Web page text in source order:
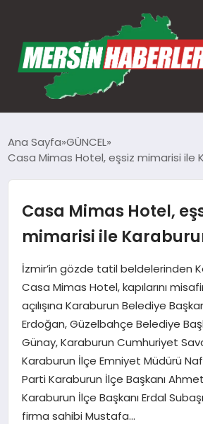
EKONOMI
SAĞLIK
TEKNOLOJI
SPOR
YAŞAM
Ana Sayfa GÜNCEL
Casa Mimas Hotel, eşsiz mimarisi ile
Casa Mimas Hotel,
mimarisi ile
İzmir’in gözde tatil beldelerinden
Casa Mimas Hotel, kapılarını
açılışına Karaburun Belediye
Erdoğan, Güzelbahçe Belediye
Günay, Karaburun Cumhuriyet
Karaburun İlçe Emniyet Müdürü
Parti Karaburun İlçe Başkanı
Karaburun İlçe Başkanı Erdal
firma sahibi Mustafa…